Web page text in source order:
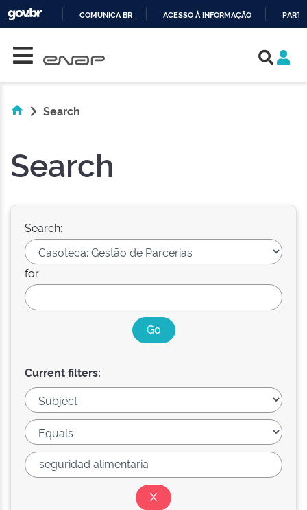
COMUNICA BR ACESSO À INFORMAÇÃO
Search
Search
Search:
for
Current filters: